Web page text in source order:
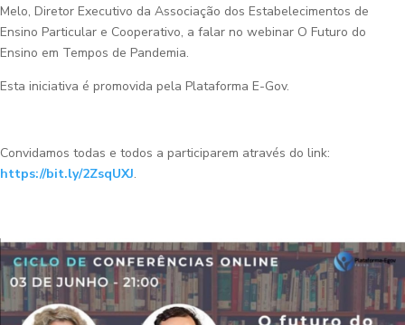
Melo, Diretor Executivo da Associação dos Estabelecimentos de
Ensino Particular e Cooperativo, a falar no webinar O Futuro do
Ensino em Tempos de Pandemia.
Esta iniciativa é promovida pela Plataforma E-Gov.
Convidamos todas e todos a participarem através do link:
https://bit.ly/2ZsqUXJ.